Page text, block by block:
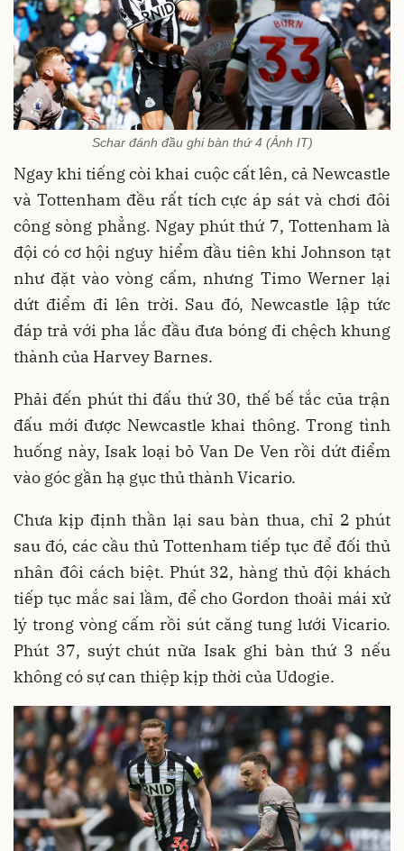
Schar đánh đầu ghi bàn thứ 4 (Ảnh IT)
Ngay khi tiếng còi khai cuộc cất lên, cả Newcastle
và Tottenham đều rất tích cực áp sát và chơi đôi
công sòng phẳng. Ngay phút thứ 7, Tottenham là
đội có cơ hội nguy hiểm đầu tiên khi Johnson tạt
như đặt vào vòng cấm, nhưng Timo Werner lại
dứt điểm đi lên trời. Sau đó, Newcastle lập tức
đáp trả với pha lắc đầu đưa bóng đi chệch khung
thành của Harvey Barnes.
Phải đến phút thi đấu thứ 30, thế bế tắc của trận
đấu mới được Newcastle khai thông. Trong tình
huống này, Isak loại bỏ Van De Ven rồi dứt điểm
vào góc gần hạ gục thủ thành Vicario.
Chưa kịp định thần lại sau bàn thua, chỉ 2 phút
sau đó, các cầu thủ Tottenham tiếp tục để đối thủ
nhân đôi cách biệt. Phút 32, hàng thủ đội khách
tiếp tục mắc sai lầm, để cho Gordon thoải mái xử
lý trong vòng cấm rồi sút căng tung lưới Vicario.
Phút 37, suýt chút nữa Isak ghi bàn thứ 3 nếu
không có sự can thiệp kịp thời của Udogie.